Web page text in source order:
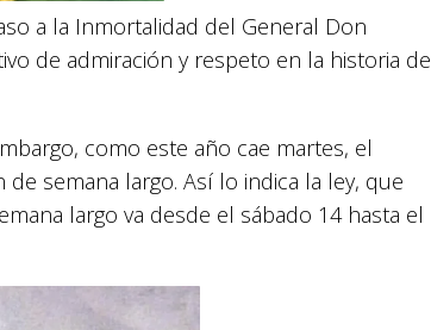
a la Inmortalidad del General Don
de admiración y respeto en la historia de
como este año cae martes, el
semana largo. Así lo indica la ley, que
largo va desde el sábado 14 hasta el